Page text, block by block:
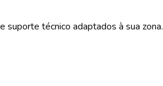
suporte técnico adaptados à sua zona.